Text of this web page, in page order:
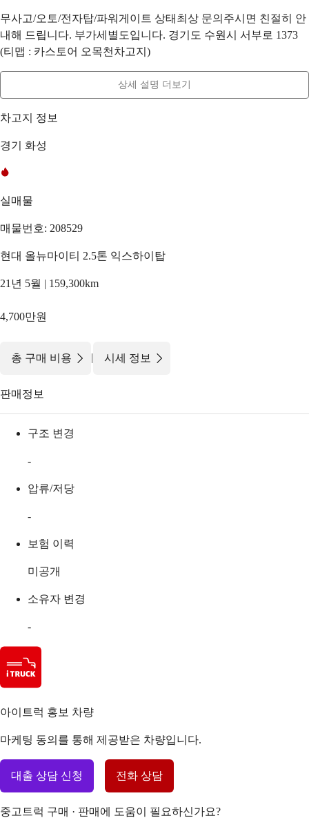
무사고/오토/전자탑/파워게이트 상태최상 문의주시면 친절히 안
내해 드립니다. 부가세별도입니다. 경기도 수원시 서부로 1373
(티맵 : 카스토어 오목천차고지)
상세 설명 더보기
차고지 정보
경기 화성
실매물
매물번호: 208529
현대 올뉴마이티 2.5톤 익스하이탑
21년 5월 | 159,300km
4,700만원
총 구매 비용 | 시세 정보
판매정보
구조 변경
-
압류/저당
-
보험 이력
미공개
소유자 변경
-
아이트럭 홍보 차량
마케팅 동의를 통해 제공받은 차량입니다.
대출 상담 신청 전화 상담
중고트럭 구매 · 판매에 도움이 필요하신가요?